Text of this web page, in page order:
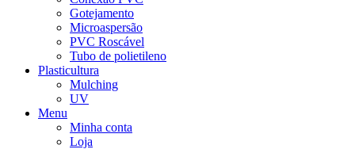
Gotejamento
Microaspersão
PVC Roscável
Tubo de polietileno
Plasticultura
Mulching
UV
Menu
Minha conta
Loja